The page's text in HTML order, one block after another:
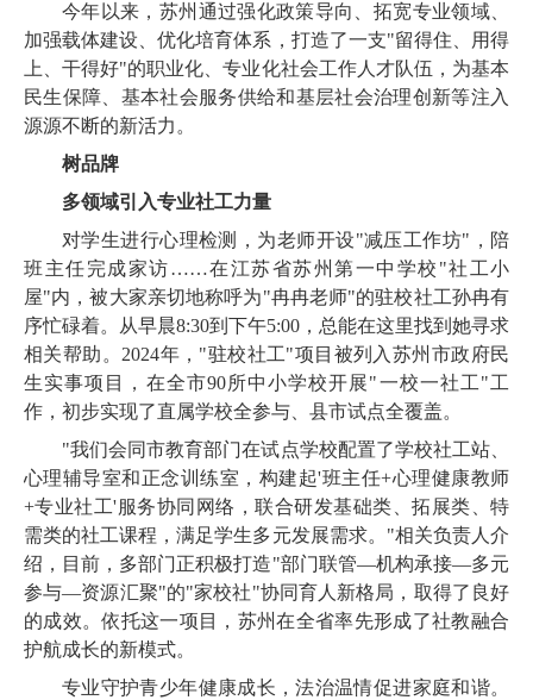
今年以来，苏州通过强化政策导向、拓宽专业领域、
加强载体建设、优化培育体系，打造了一支"留得住、用得
上、干得好"的职业化、专业化社会工作人才队伍，为基本
民生保障、基本社会服务供给和基层社会治理创新等注入
源源不断的新活力。
树品牌
多领域引入专业社工力量
对学生进行心理检测，为老师开设"减压工作坊"，陪
班主任完成家访……在江苏省苏州第一中学校"社工小
屋"内，被大家亲切地称呼为"冉冉老师"的驻校社工孙冉有
序忙碌着。从早晨8:30到下午5:00，总能在这里找到她寻求
相关帮助。2024年，"驻校社工"项目被列入苏州市政府民
生实事项目，在全市90所中小学校开展"一校一社工"工
作，初步实现了直属学校全参与、县市试点全覆盖。
"我们会同市教育部门在试点学校配置了学校社工站、
心理辅导室和正念训练室，构建起'班主任+心理健康教师
+专业社工'服务协同网络，联合研发基础类、拓展类、特
需类的社工课程，满足学生多元发展需求。"相关负责人介
绍，目前，多部门正积极打造"部门联管—机构承接—多元
参与—资源汇聚"的"家校社"协同育人新格局，取得了良好
的成效。依托这一项目，苏州在全省率先形成了社教融合
护航成长的新模式。
专业守护青少年健康成长，法治温情促进家庭和谐。